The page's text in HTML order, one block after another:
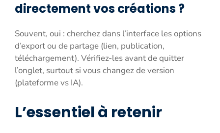
directement vos créations ?
Souvent, oui : cherchez dans l’interface les options
d’export ou de partage (lien, publication,
téléchargement). Vérifiez-les avant de quitter
l’onglet, surtout si vous changez de version
(plateforme vs IA).
L’essentiel à retenir